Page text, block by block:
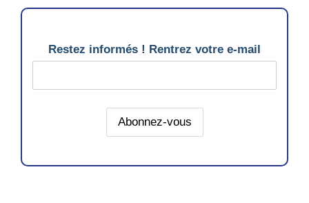
Restez informés ! Rentrez votre e-mail